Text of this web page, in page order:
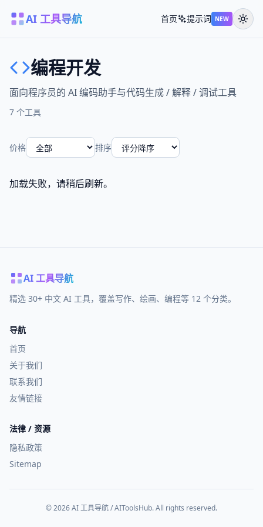
AI 工具导航 首页 提示词 NEW
编程开发
面向程序员的 AI 编码助手与代码生成 / 解释 / 调试工具
7 个工具
价格 排序
加载失败，请稍后刷新。
AI 工具导航
精选 30+ 中文 AI 工具，覆盖写作、绘画、编程等 12 个分类。
导航
首页
关于我们
联系我们
友情链接
法律 / 资源
隐私政策
Sitemap
© 2026 AI 工具导航 / AIToolsHub. All rights reserved.